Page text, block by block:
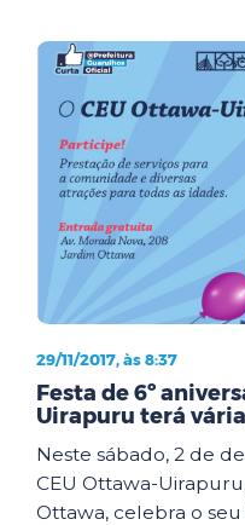
29/11/2017, às 8:37
Festa de 6º
Uirapuru terá
Neste sábado, 2 de
CEU Ottawa-
Ottawa, celebra o